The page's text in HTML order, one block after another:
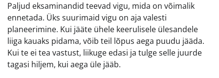
Paljud eksaminandid teevad vigu, mida on võimalik
ennetada. Üks suurimaid vigu on aja valesti
planeerimine. Kui jääte ühele keerulisele ülesandele
liiga kauaks pidama, võib teil lõpus aega puudu jääda.
Kui te ei tea vastust, liikuge edasi ja tulge selle juurde
tagasi hiljem, kui aega üle jääb.